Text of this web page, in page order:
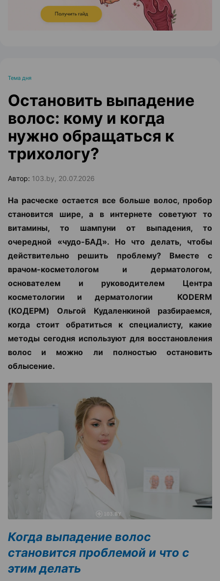
Тема дня
Остановить выпадение
волос: кому и когда
нужно обращаться к
трихологу?
Автор: 103.by, 20.07.2026
На расческе остается все больше волос, пробор
становится шире, а в интернете советуют то
витамины, то шампуни от выпадения, то
очередной «чудо-БАД». Но что делать, чтобы
действительно решить проблему? Вместе с
врачом-косметологом и дерматологом,
основателем и руководителем Центра
косметологии и дерматологии KODERM
(КОДЕРМ) Ольгой Кудаленкиной разбираемся,
когда стоит обратиться к специалисту, какие
методы сегодня используют для восстановления
волос и можно ли полностью остановить
облысение.
Когда выпадение волос
становится проблемой и что с
этим делать